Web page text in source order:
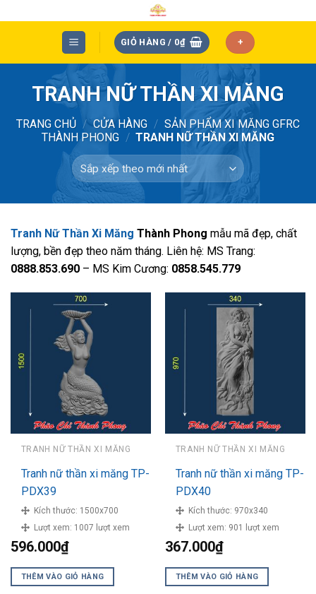
to
GIỎ HÀNG / 0₫ +
TRANH NỮ THẦN XI MĂNG
TRANG CHỦ / CỬA HÀNG / SẢN PHẨM XI MĂNG GFRC
THÀNH PHONG / TRANH NỮ THẦN XI MĂNG
Tranh Nữ Thần Xi Măng Thành Phong mẫu mã đẹp, chất
lượng, bền đẹp theo năm tháng. Liên hệ: MS Trang:
0888.853.690 – MS Kim Cương: 0858.545.779
TRANH NỮ THẦN XI MĂNG
Tranh nữ thần xi măng TP-
PDX39
Kích thước: 1500x700
Lượt xem: 1007 lượt xem
596.000₫
THÊM VÀO GIỎ HÀNG
TRANH NỮ THẦN XI MĂNG
Tranh nữ thần xi măng TP-
PDX40
Kích thước: 970x340
Lượt xem: 901 lượt xem
367.000₫
THÊM VÀO GIỎ HÀNG